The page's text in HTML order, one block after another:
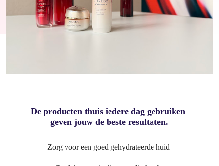
De producten thuis iedere dag gebruiken
geven jouw de beste resultaten.
Zorg voor een goed gehydrateerde huid